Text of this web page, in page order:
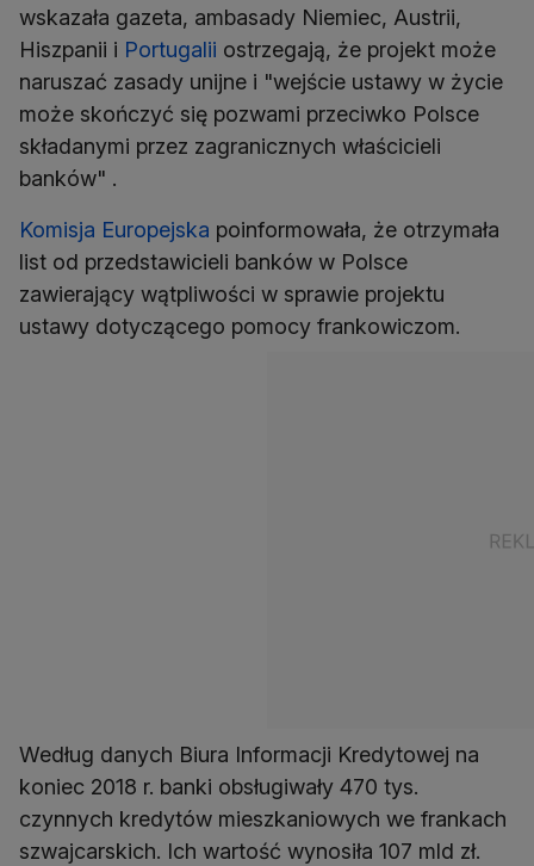
wskazała gazeta, ambasady Niemiec, Austrii,
Hiszpanii i Portugalii ostrzegają, że projekt może
naruszać zasady unijne i "wejście ustawy w życie
może skończyć się pozwami przeciwko Polsce
składanymi przez zagranicznych właścicieli
banków" .
Komisja Europejska poinformowała, że otrzymała
list od przedstawicieli banków w Polsce
zawierający wątpliwości w sprawie projektu
ustawy dotyczącego pomocy frankowiczom.
Według danych Biura Informacji Kredytowej na
koniec 2018 r. banki obsługiwały 470 tys.
czynnych kredytów mieszkaniowych we frankach
szwajcarskich. Ich wartość wynosiła 107 mld zł.